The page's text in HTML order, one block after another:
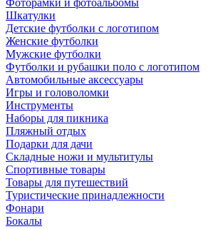
Фоторамки и фотоальбомы
Шкатулки
Детские футболки с логотипом
Женские футболки
Мужские футболки
Футболки и рубашки поло с логотипом
Автомобильные аксессуары
Игры и головоломки
Инструменты
Наборы для пикника
Пляжный отдых
Подарки для дачи
Складные ножи и мультитулы
Спортивные товары
Товары для путешествий
Туристические принадлежности
Фонари
Бокалы